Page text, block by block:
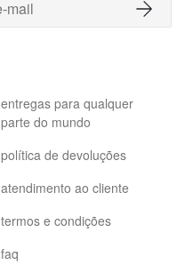
entregas para qualquer
parte do mundo
política de devoluções
atendimento ao cliente
termos e condições
faq